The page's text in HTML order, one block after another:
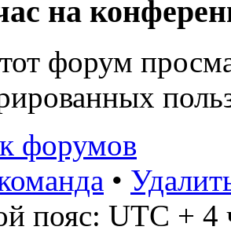
на
форум
форумов
•
пояс: UTC + 4